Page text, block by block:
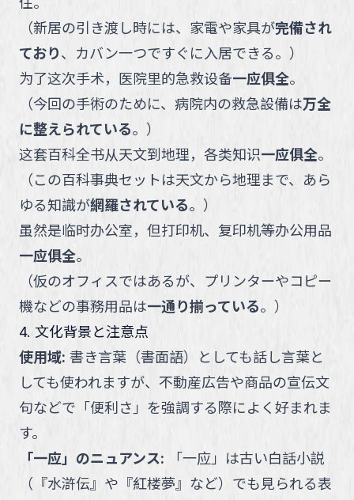
（新居の引き渡し時には、家電や家具が完備され
ており、カバン一つですぐに入居できる。 ）
为了这次手术，医院里的急救设备一应俱全。
（今回の手術のために、病院内の救急設備は万全
に整えられている。 ）
这套百科全书从天文到地理，各类知识一应俱全。
（この百科事典セットは天文から地理まで、あら
ゆる知識が網羅されている。 ）
虽然是临时办公室，但打印机、复印机等办公用品
一应俱全。
（仮のオフィスではあるが、プリンターやコピー
機などの事務用品は一通り揃っている。 ）
4. 文化背景と注意点
使用域: 書き言葉（書面語）としても話し言葉と
しても使われますが、不動産広告や商品の宣伝文
句などで「便利さ」を強調する際によく好まれま
す。
「一应」のニュアンス:
「一应」は古い白話小説
（『水滸伝』や『紅楼夢』など）でも見られる表